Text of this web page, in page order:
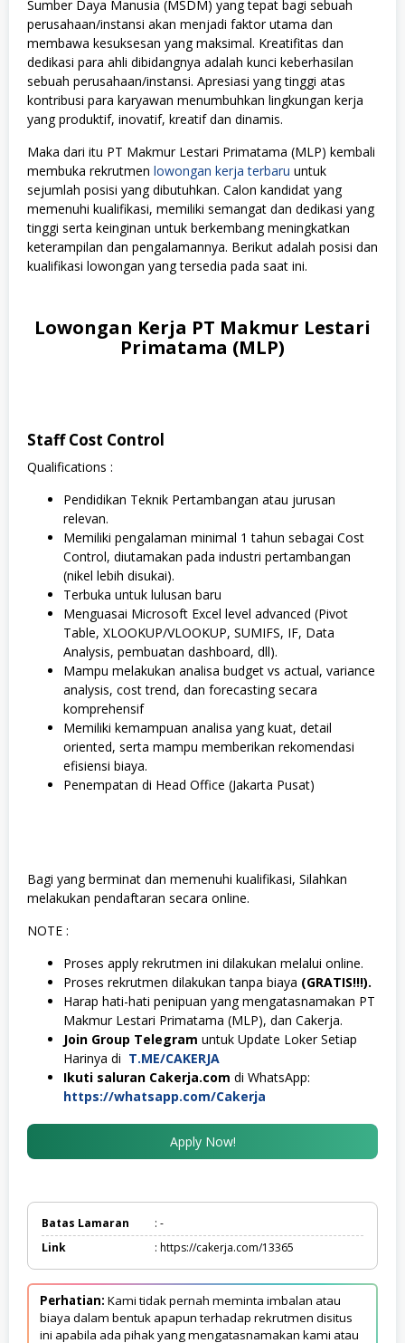
Sumber Daya Manusia (MSDM) yang tepat bagi sebuah
perusahaan/instansi akan menjadi faktor utama dan
membawa kesuksesan yang maksimal. Kreatifitas dan
dedikasi para ahli dibidangnya adalah kunci keberhasilan
sebuah perusahaan/instansi. Apresiasi yang tinggi atas
kontribusi para karyawan menumbuhkan lingkungan kerja
yang produktif, inovatif, kreatif dan dinamis.
Maka dari itu PT Makmur Lestari Primatama (MLP) kembali
membuka rekrutmen lowongan kerja terbaru untuk
sejumlah posisi yang dibutuhkan. Calon kandidat yang
memenuhi kualifikasi, memiliki semangat dan dedikasi yang
tinggi serta keinginan untuk berkembang meningkatkan
keterampilan dan pengalamannya. Berikut adalah posisi dan
kualifikasi lowongan yang tersedia pada saat ini.
Lowongan Kerja PT Makmur Lestari
Primatama (MLP)
Staff Cost Control
Qualifications :
Pendidikan Teknik Pertambangan atau jurusan
relevan.
Memiliki pengalaman minimal 1 tahun sebagai Cost
Control, diutamakan pada industri pertambangan
(nikel lebih disukai).
Terbuka untuk lulusan baru
Menguasai Microsoft Excel level advanced (Pivot
Table, XLOOKUP/VLOOKUP, SUMIFS, IF, Data
Analysis, pembuatan dashboard, dll).
Mampu melakukan analisa budget vs actual, variance
analysis, cost trend, dan forecasting secara
komprehensif
Memiliki kemampuan analisa yang kuat, detail
oriented, serta mampu memberikan rekomendasi
efisiensi biaya.
Penempatan di Head Office (Jakarta Pusat)
Bagi yang berminat dan memenuhi kualifikasi, Silahkan
melakukan pendaftaran secara online.
NOTE :
Proses apply rekrutmen ini dilakukan melalui online.
Proses rekrutmen dilakukan tanpa biaya (GRATIS!!!).
Harap hati-hati penipuan yang mengatasnamakan PT
Makmur Lestari Primatama (MLP), dan Cakerja.
Join Group Telegram untuk Update Loker Setiap
Harinya di T.ME/CAKERJA
Ikuti saluran Cakerja.com di WhatsApp:
https://whatsapp.com/Cakerja
Apply Now!
Batas Lamaran
: -
Link
: https://cakerja.com/13365
Perhatian: Kami tidak pernah meminta imbalan atau
biaya dalam bentuk apapun terhadap rekrutmen disitus
ini apabila ada pihak yang mengatasnamakan kami atau